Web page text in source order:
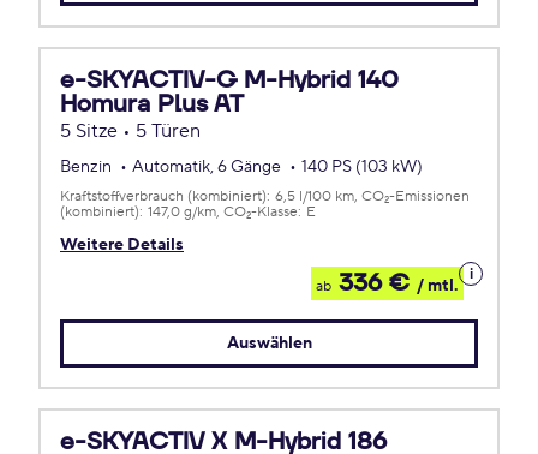
e-SKYACTIV-G M-Hybrid 140
Homura Plus AT
5 Sitze • 5 Türen
Benzin Automatik, 6 Gänge 140 PS (103 kW)
Weitere Details
Kraftstoffverbrauch (kombiniert): 6,5 l/100 km CO2-Emissionen
(kombiniert): 147,0 g/km CO2-Klasse: E
ab 336 € / mtl.
Details
zum
Auswählen
e-SKYACTIV X M-Hybrid 186